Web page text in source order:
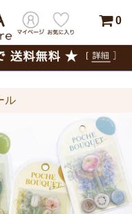
0
ル